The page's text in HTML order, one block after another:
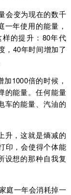
会变为现在的数千
年使用的能量，
的提升：80年代
，40年时间增加了
1000倍的时候，
的能量。任何能量
车的能量、汽油的
升，这就是熵减的
印，会使得个体能
设想的那种自我复
庭一年会消耗掉一